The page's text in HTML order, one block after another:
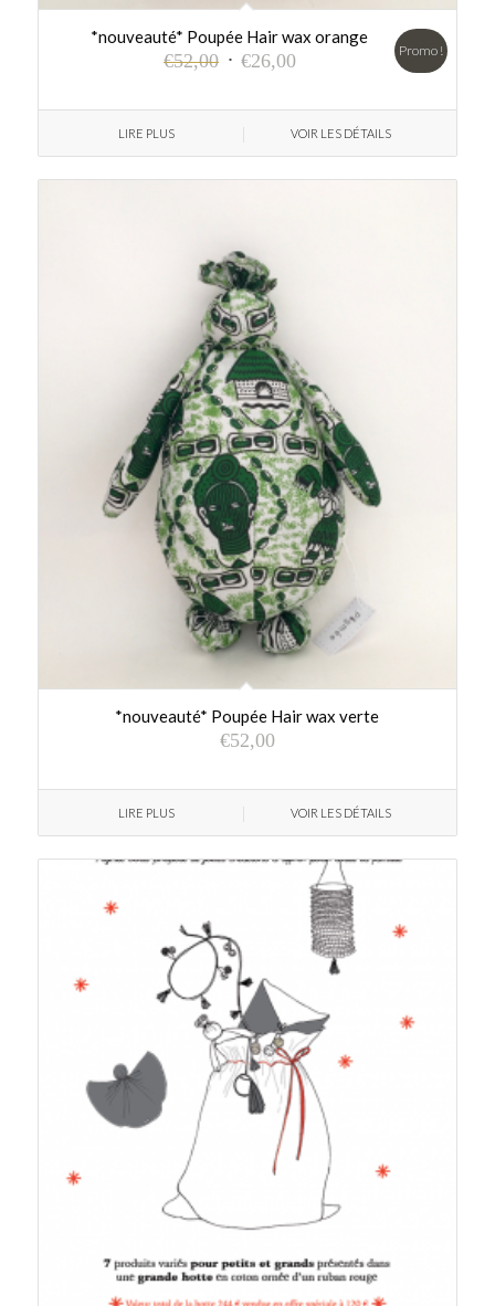
*nouveauté* Poupée Hair wax orange
€52,00 €26,00 Promo !
LIRE PLUS VOIR LES DÉTAILS
*nouveauté* Poupée Hair wax verte
€52,00
LIRE PLUS VOIR LES DÉTAILS